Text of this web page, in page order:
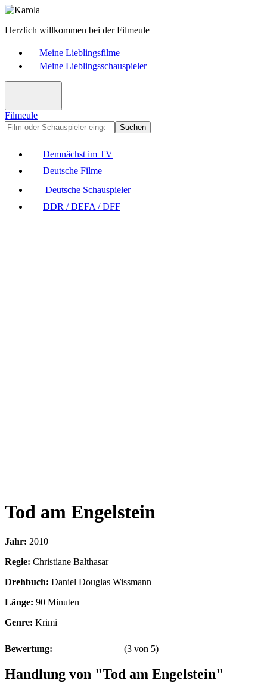
Herzlich willkommen bei der Filmeule
Meine Lieblingsfilme
Meine Lieblingsschauspieler
Filmeule
Suchen
Demnächst im TV
Deutsche Filme
Deutsche Schauspieler
DDR / DEFA / DFF
Tod am Engelstein
Jahr: 2010
Regie: Christiane Balthasar
Drehbuch: Daniel Douglas Wissmann
Länge: 90 Minuten
Genre: Krimi
Bewertung: (3 von 5)
Handlung von "Tod am Engelstein"